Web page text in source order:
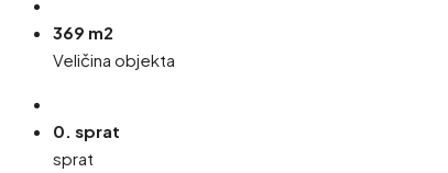
369 m2
Veličina objekta
0. sprat
sprat